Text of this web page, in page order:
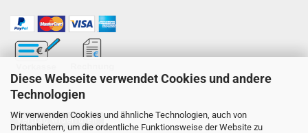
Diese Webseite verwendet Cookies und andere
Technologien
Wir verwenden Cookies und ähnliche Technologien, auch von
Drittanbietern, um die ordentliche Funktionsweise der Website zu
Vertrag widerrufen